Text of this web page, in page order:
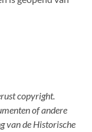
copyright.
of andere
van de Historische